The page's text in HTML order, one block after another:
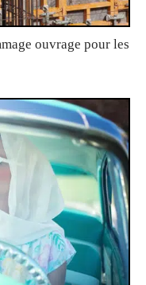
ouvrage pour les